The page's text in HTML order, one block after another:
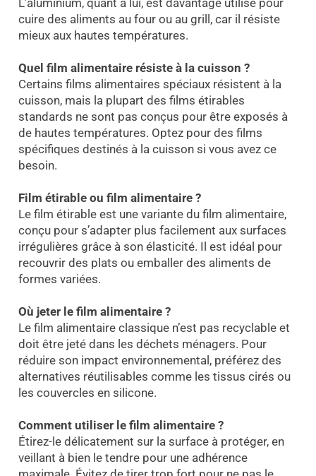
L’aluminium, quant à lui, est davantage utilisé pour
cuire des aliments au four ou au grill, car il résiste
mieux aux hautes températures.
Quel film alimentaire résiste à la cuisson ?
Certains films alimentaires spéciaux résistent à la
cuisson, mais la plupart des films étirables
standards ne sont pas conçus pour être exposés à
de hautes températures. Optez pour des films
spécifiques destinés à la cuisson si vous avez ce
besoin.
Film étirable ou film alimentaire ?
Le film étirable est une variante du film alimentaire,
conçu pour s’adapter plus facilement aux surfaces
irrégulières grâce à son élasticité. Il est idéal pour
recouvrir des plats ou emballer des aliments de
formes variées.
Où jeter le film alimentaire ?
Le film alimentaire classique n’est pas recyclable et
doit être jeté dans les déchets ménagers. Pour
réduire son impact environnemental, préférez des
alternatives réutilisables comme les tissus cirés ou
les couvercles en silicone.
Comment utiliser le film alimentaire ?
Étirez-le délicatement sur la surface à protéger, en
veillant à bien le tendre pour une adhérence